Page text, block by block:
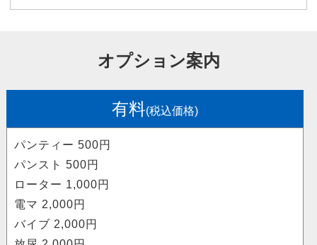
オプション案内
有料(税込価格)
パンティー 500円
パンスト 500円
ローター 1,000円
電マ 2,000円
バイブ 2,000円